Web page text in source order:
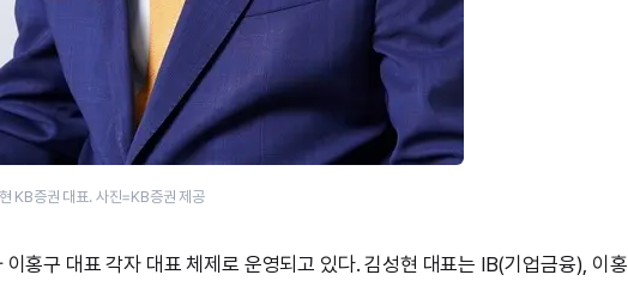
KB증권 대표. 사진=KB증권 제공
홍구 대표 각자 대표 체제로 운영되고 있다. 김성현 대표는 IB(기업금융), 이홍